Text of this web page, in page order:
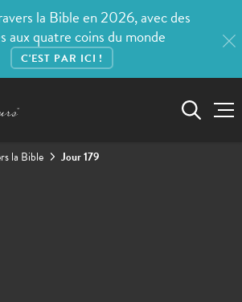
la Bible en 2026, avec des
aux quatre coins du monde
C'EST PAR ICI !
la Bible Jour 179